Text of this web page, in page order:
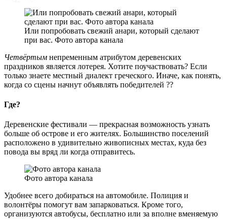
Или попробовать свежий анари, который сделают
при вас. Фото автора канала
Четвёртым непременным атрибутом деревенских
праздников является лотерея. Хотите поучаствовать? Если
только знаете местный диалект греческого. Иначе, как понять,
когда со сцены начнут объявлять победителей ??
Где?
Деревенские фестивали — прекрасная возможность узнать
больше об острове и его жителях. Большинство поселений
расположено в удивительно живописных местах, куда без
повода вы вряд ли когда отправитесь.
Фото автора канала
Удобнее всего добираться на автомобиле. Полиция и
волонтёры помогут вам запарковаться. Кроме того,
организуются автобусы, бесплатно или за вполне вменяемую